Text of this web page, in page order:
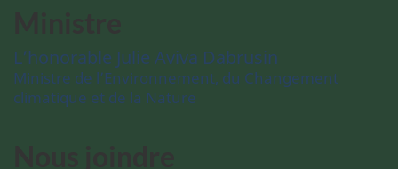
L’honorable Julie Aviva Dabrusin
Ministre de l’Environnement, du Changement
climatique et de la Nature